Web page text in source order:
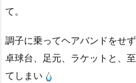
て。
調子に乗ってヘアバンドをせ
卓球台、足元、ラケットと、
てしまい